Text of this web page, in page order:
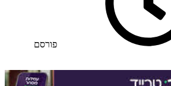
פורסם